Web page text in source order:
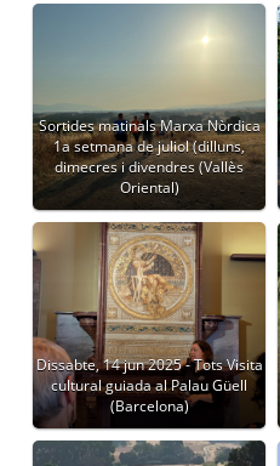
Sortides matinals Marxa Nòrdica
1a setmana de juliol (dilluns,
dimecres i divendres (Vallès
Oriental)
Dissabte, 14 jun 2025 - Tots Visita
cultural guiada al Palau Güell
(Barcelona)